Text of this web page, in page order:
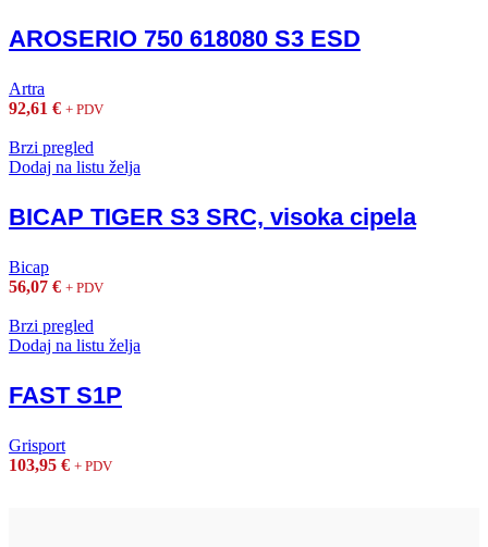
AROSERIO 750 618080 S3 ESD
Artra
92,61 € + PDV
Brzi pregled
Dodaj na listu želja
BICAP TIGER S3 SRC, visoka cipela
Bicap
56,07 € + PDV
Brzi pregled
Dodaj na listu želja
FAST S1P
Grisport
103,95 € + PDV